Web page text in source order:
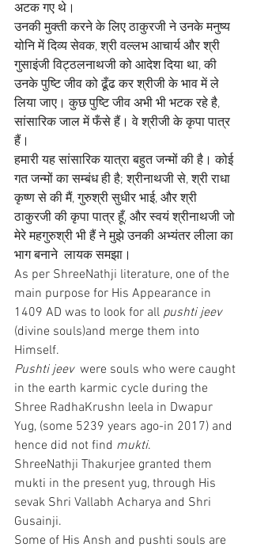
अटक गए थे।
उनकी मुक्ती करने के लिए ठाकुरजी ने उनके मनुष्य
योनि में दिव्य सेवक, श्री वल्लभ आचार्य और श्री
गुसाइंजी विट्ठलनाथजी को आदेश दिया था, की
उनके पुष्टि जीव को ढूँढ कर श्रीजी के भाव में ले
लिया जाए। कुछ पुष्टि जीव अभी भी भटक रहे है,
सांसारिक जाल में फँसे हैं। वे श्रीजी के कृपा पात्र
हैं।
हमारी यह सांसारिक यात्रा बहुत जन्मों की है। कोई
गत जन्मों का सम्बंध ही है; श्रीनाथजी से, श्री राधा
कृष्ण से की मैं, गुरुश्री सुधीर भाई, और श्री
ठाकुरजी की कृपा पात्र हूँ, और स्वयं श्रीनाथजी जो
मेरे महगुरुश्री भी हैं ने मुझे उनकी अभ्यंतर लीला का
भाग बनाने  लायक समझा।
As per ShreeNathji literature, one of the
main purpose for His Appearance in
1409 AD was to look for all pushti jeev
(divine souls)and merge them into
Himself.
Pushti jeev were souls who were caught
in the earth karmic cycle during the
Shree RadhaKrushn leela in Dwapur
Yug, (some 5239 years ago-in 2017) and
hence did not find mukti.
ShreeNathji Thakurjee granted them
mukti in the present yug, through His
sevak Shri Vallabh Acharya and Shri
Gusainji.
Some of His Ansh and pushti souls are